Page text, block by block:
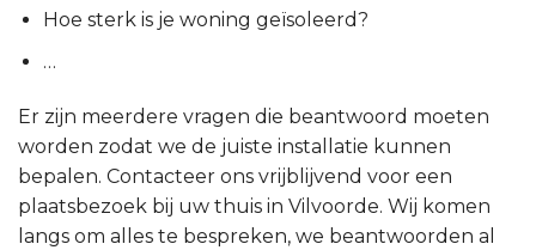
Hoe sterk is je woning geïsoleerd?
…
Er zijn meerdere vragen die beantwoord moeten
worden zodat we de juiste installatie kunnen
bepalen. Contacteer ons vrijblijvend voor een
plaatsbezoek bij uw thuis in Vilvoorde. Wij komen
langs om alles te bespreken, we beantwoorden al